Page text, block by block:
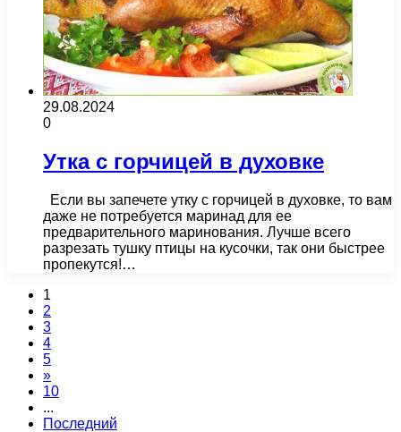
29.08.2024
0
Утка с горчицей в духовке
Если вы запечете утку с горчицей в духовке, то вам
даже не потребуется маринад для ее
предварительного маринования. Лучше всего
разрезать тушку птицы на кусочки, так они быстрее
пропекутся!…
1
2
3
4
5
»
10
...
Последний